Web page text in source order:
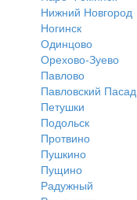
Нижний Новгород
Ногинск
Одинцово
Орехово-Зуево
Павлово
Павловский Пасад
Петушки
Подольск
Протвино
Пушкино
Пущино
Радужный